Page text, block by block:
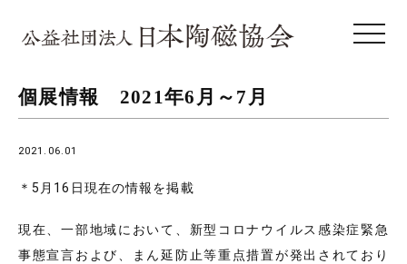
toggle
個展情報 2021年6月～7月
2021.06.01
＊5月16日現在の情報を掲載
現在、一部地域において、新型コロナウイルス感染症緊急
事態宣言および、まん延防止等重点措置が発出されており